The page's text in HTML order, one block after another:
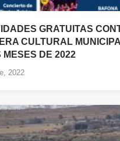
GRATUITAS
CULTURAL
MESES DE 2022
2022